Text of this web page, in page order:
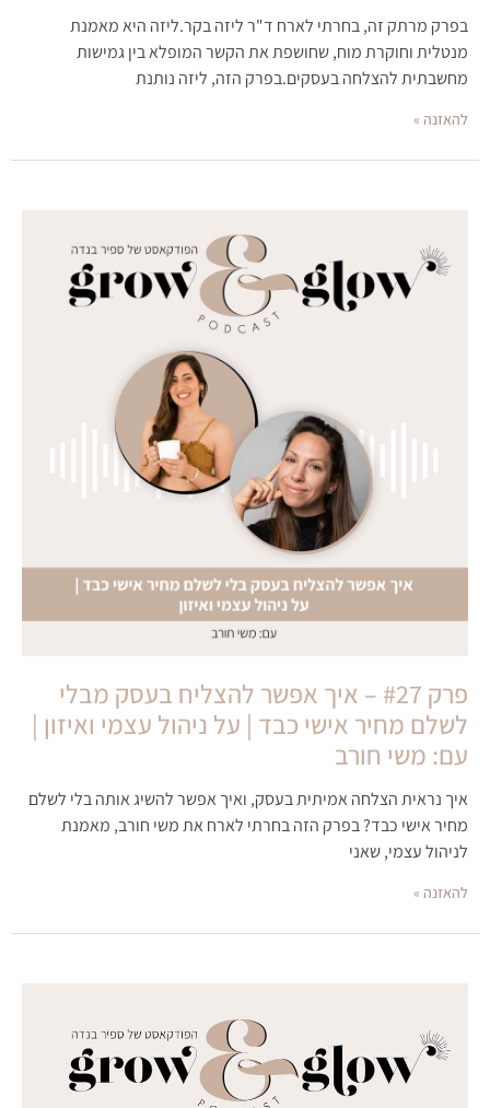
בפרק מרתק זה, בחרתי לארח ד"ר ליזה בקר.ליזה היא מאמנת
מנטלית וחוקרת מוח, שחושפת את הקשר המופלא בין גמישות
מחשבתית להצלחה בעסקים.בפרק הזה, ליזה נותנת
להאזנה »
פרק #27 – איך אפשר להצליח בעסק מבלי
לשלם מחיר אישי כבד | על ניהול עצמי ואיזון |
עם: משי חורב
איך נראית הצלחה אמיתית בעסק, ואיך אפשר להשיג אותה בלי לשלם
מחיר אישי כבד? בפרק הזה בחרתי לארח את משי חורב, מאמנת
לניהול עצמי, שאני
להאזנה »